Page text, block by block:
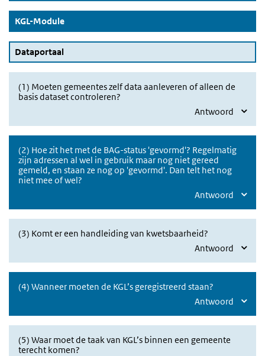
KGL-Module(Actieve knop)
Dataportaal
(1) Moeten gemeentes zelf data aanleveren of alleen de
basis dataset controleren?
Antwoord
(2) Hoe zit het met de BAG-status 'gevormd'? Regelmatig
zijn adressen al wel in gebruik maar nog niet gereed
gemeld, en staan ze nog op 'gevormd'. Dan telt het nog
niet mee of wel?
Antwoord
(3) Komt er een handleiding van kwetsbaarheid?
Antwoord
(4) Wanneer moeten de KGL’s geregistreerd staan?
Antwoord
(5) Waar moet de taak van KGL’s binnen een gemeente
terecht komen?